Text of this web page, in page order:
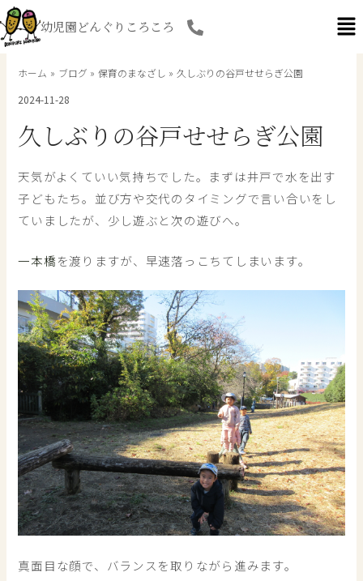
内
容
を
幼児園どんぐりころころ
ホーム ブログ 保育のまなざし
久しぶりの谷戸せせらぎ公園
2024-11-28
久しぶりの谷戸せせらぎ公園
天気がよくていい気持ちでした。まずは井戸で水を出す
子どもたち。並び方や交代のタイミングで言い合いをし
ていましたが、少し遊ぶと次の遊びへ。
一本橋を渡りますが、早速落っこちてしまいます。
真面目な顔で、バランスを取りながら進みます。